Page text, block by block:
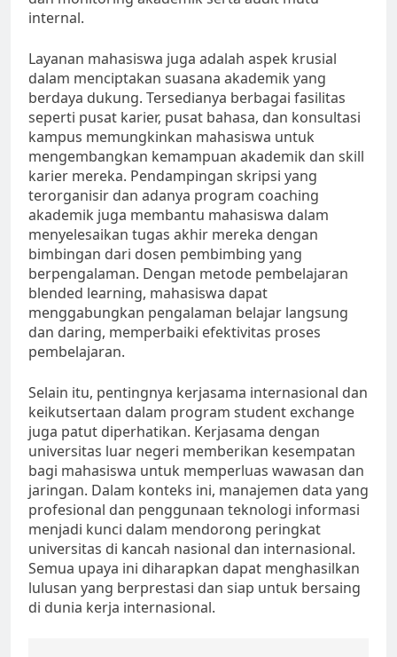
internal.
Layanan mahasiswa juga adalah aspek krusial
dalam menciptakan suasana akademik yang
berdaya dukung. Tersedianya berbagai fasilitas
seperti pusat karier, pusat bahasa, dan konsultasi
kampus memungkinkan mahasiswa untuk
mengembangkan kemampuan akademik dan skill
karier mereka. Pendampingan skripsi yang
terorganisir dan adanya program coaching
akademik juga membantu mahasiswa dalam
menyelesaikan tugas akhir mereka dengan
bimbingan dari dosen pembimbing yang
berpengalaman. Dengan metode pembelajaran
blended learning, mahasiswa dapat
menggabungkan pengalaman belajar langsung
dan daring, memperbaiki efektivitas proses
pembelajaran.
Selain itu, pentingnya kerjasama internasional dan
keikutsertaan dalam program student exchange
juga patut diperhatikan. Kerjasama dengan
universitas luar negeri memberikan kesempatan
bagi mahasiswa untuk memperluas wawasan dan
jaringan. Dalam konteks ini, manajemen data yang
profesional dan penggunaan teknologi informasi
menjadi kunci dalam mendorong peringkat
universitas di kancah nasional dan internasional.
Semua upaya ini diharapkan dapat menghasilkan
lulusan yang berprestasi dan siap untuk bersaing
di dunia kerja internasional.